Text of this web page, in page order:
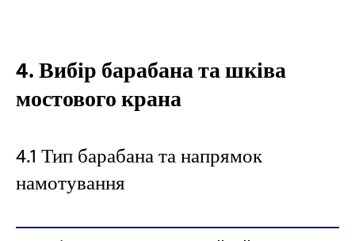
4. Вибір барабана та шківа
мостового крана
4.1 Тип барабана та напрямок
намотування